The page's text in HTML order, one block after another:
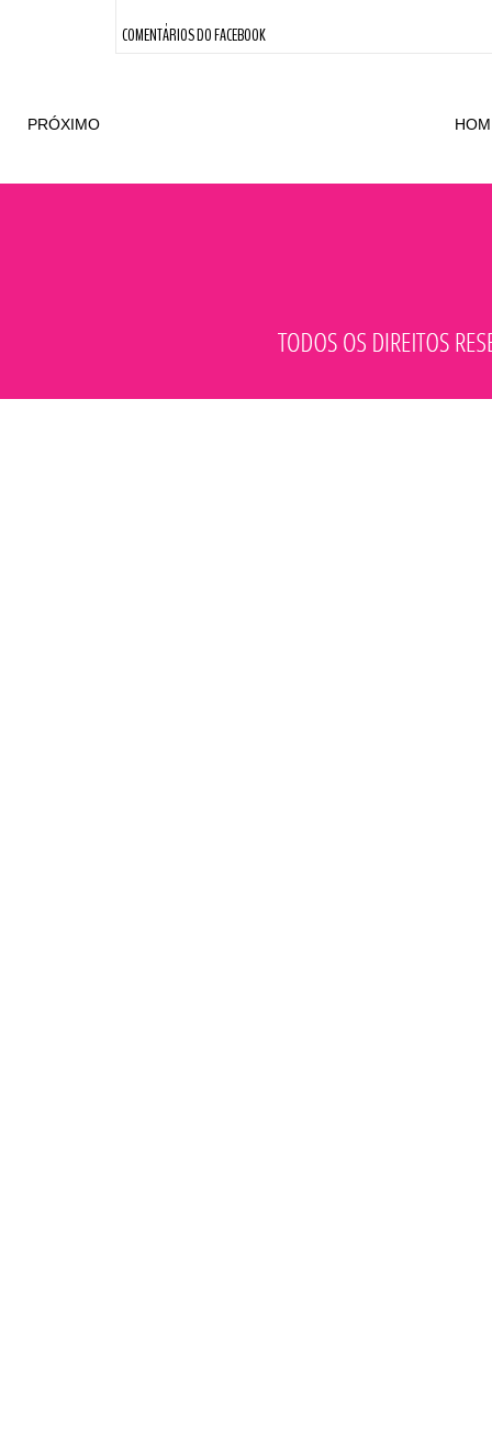
COMENTÁRIOS DO FACEBOOK
PRÓXIMO